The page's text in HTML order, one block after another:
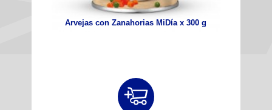
Arvejas con Zanahorias MiDía x 300 g